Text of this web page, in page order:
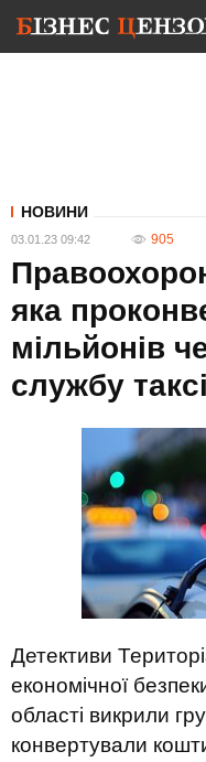
НОВИНИ
03.01.23 09:42 905
яка
мільйонів
службу таксі
Детективи
економічної
області викрили
конвертували